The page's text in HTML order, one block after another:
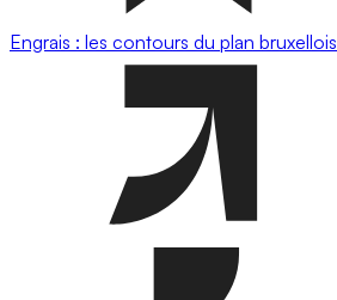
Engrais : les contours du plan bruxellois